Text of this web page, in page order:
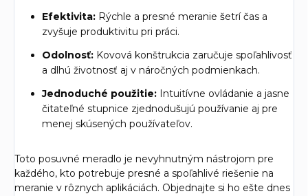
Efektivita: Rýchle a presné meranie šetrí čas a
zvyšuje produktivitu pri práci.
Odolnosť: Kovová konštrukcia zaručuje spoľahlivosť
a dlhú životnosť aj v náročných podmienkach.
Jednoduché použitie: Intuitívne ovládanie a jasne
čitateľné stupnice zjednodušujú používanie aj pre
menej skúsených používateľov.
Toto posuvné meradlo je nevyhnutným nástrojom pre
každého, kto potrebuje presné a spoľahlivé riešenie na
meranie v rôznych aplikáciách. Objednajte si ho ešte dnes